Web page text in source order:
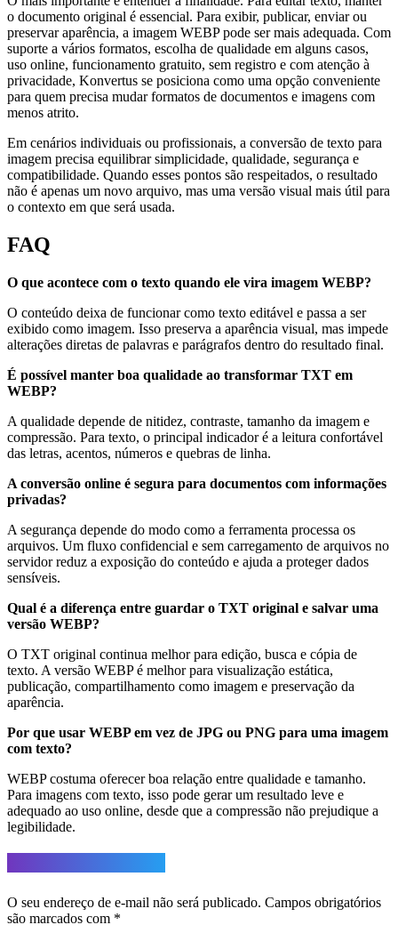
o documento original é essencial. Para exibir, publicar, enviar ou
preservar aparência, a imagem WEBP pode ser mais adequada. Com
suporte a vários formatos, escolha de qualidade em alguns casos,
uso online, funcionamento gratuito, sem registro e com atenção à
privacidade, Konvertus se posiciona como uma opção conveniente
para quem precisa mudar formatos de documentos e imagens com
menos atrito.
Em cenários individuais ou profissionais, a conversão de texto para
imagem precisa equilibrar simplicidade, qualidade, segurança e
compatibilidade. Quando esses pontos são respeitados, o resultado
não é apenas um novo arquivo, mas uma versão visual mais útil para
o contexto em que será usada.
FAQ
O que acontece com o texto quando ele vira imagem WEBP?
O conteúdo deixa de funcionar como texto editável e passa a ser
exibido como imagem. Isso preserva a aparência visual, mas impede
alterações diretas de palavras e parágrafos dentro do resultado final.
É possível manter boa qualidade ao transformar TXT em
WEBP?
A qualidade depende de nitidez, contraste, tamanho da imagem e
compressão. Para texto, o principal indicador é a leitura confortável
das letras, acentos, números e quebras de linha.
A conversão online é segura para documentos com informações
privadas?
A segurança depende do modo como a ferramenta processa os
arquivos. Um fluxo confidencial e sem carregamento de arquivos no
servidor reduz a exposição do conteúdo e ajuda a proteger dados
sensíveis.
Qual é a diferença entre guardar o TXT original e salvar uma
versão WEBP?
O TXT original continua melhor para edição, busca e cópia de
texto. A versão WEBP é melhor para visualização estática,
publicação, compartilhamento como imagem e preservação da
aparência.
Por que usar WEBP em vez de JPG ou PNG para uma imagem
com texto?
WEBP costuma oferecer boa relação entre qualidade e tamanho.
Para imagens com texto, isso pode gerar um resultado leve e
adequado ao uso online, desde que a compressão não prejudique a
legibilidade.
O seu endereço de e-mail não será publicado. Campos obrigatórios
são marcados com *